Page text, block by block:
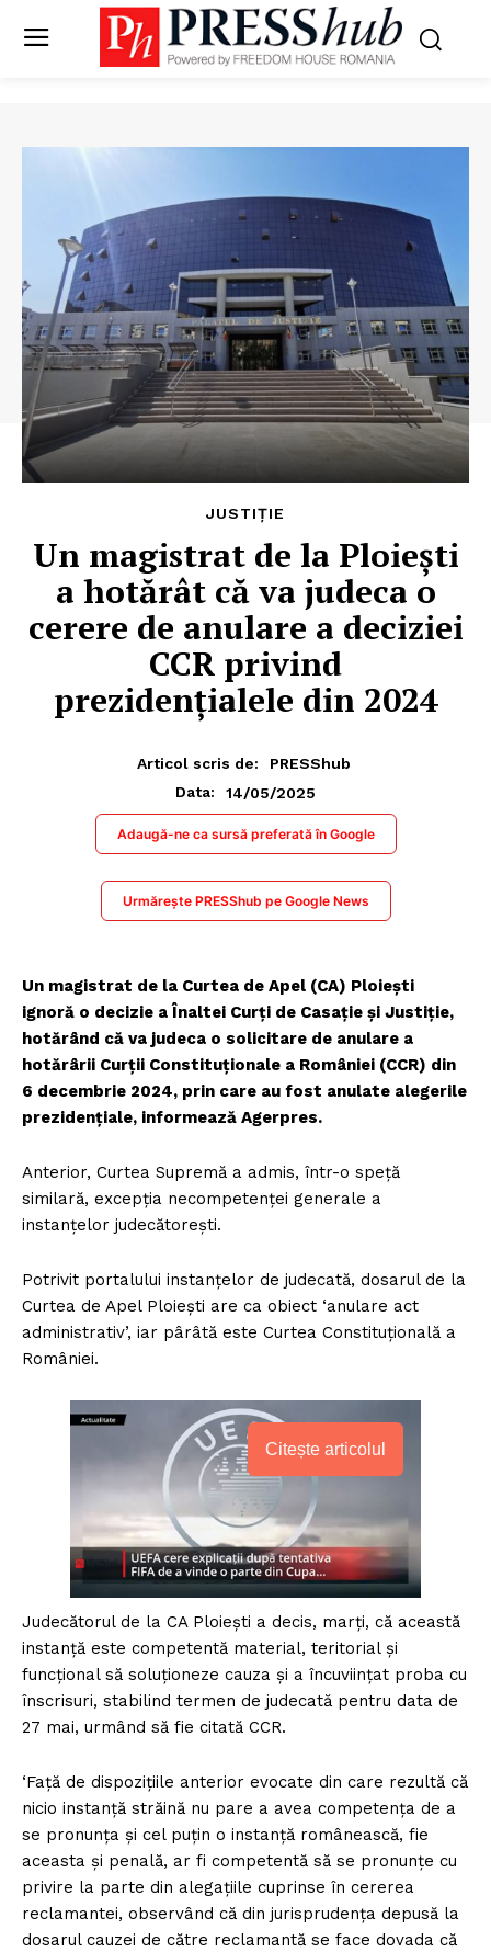
JUSTIȚIE
Un magistrat de la Ploiești
a hotărât că va judeca o
cerere de anulare a deciziei
CCR privind
prezidențialele din 2024
Articol scris de:
PRESShub
Data:
14/05/2025
Adaugă-ne ca sursă preferată în Google
Urmărește PRESShub pe Google News
Un magistrat de la Curtea de Apel (CA) Ploiești
ignoră o decizie a Înaltei Curți de Casație și Justiție,
hotărând că va judeca o solicitare de anulare a
hotărârii Curții Constituționale a României (CCR) din
6 decembrie 2024, prin care au fost anulate alegerile
prezidențiale, informează Agerpres.
Anterior, Curtea Supremă a admis, într-o speță
similară, excepția necompetenței generale a
instanțelor judecătorești.
Potrivit portalului instanțelor de judecată, dosarul de la
Curtea de Apel Ploiești are ca obiect ‘anulare act
administrativ’, iar pârâtă este Curtea Constituțională a
României.
Citește articolul
Judecătorul de la CA Ploiești a decis, marți, că această
instanță este competentă material, teritorial și
funcțional să soluționeze cauza și a încuviințat proba cu
înscrisuri, stabilind termen de judecată pentru data de
27 mai, urmând să fie citată CCR.
‘Față de dispozițiile anterior evocate din care rezultă că
nicio instanță străină nu pare a avea competența de a
se pronunța și cel puțin o instanță românească, fie
aceasta și penală, ar fi competentă să se pronunțe cu
privire la parte din alegațiile cuprinse în cererea
reclamantei, observând că din jurisprudența depusă la
dosarul cauzei de către reclamantă se face dovada că